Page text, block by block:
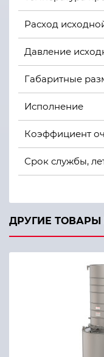
Расход
Давление
Габаритные
Исполнение
Коэффициент
Срок службы,
ДРУГИЕ ТОВАРЫ